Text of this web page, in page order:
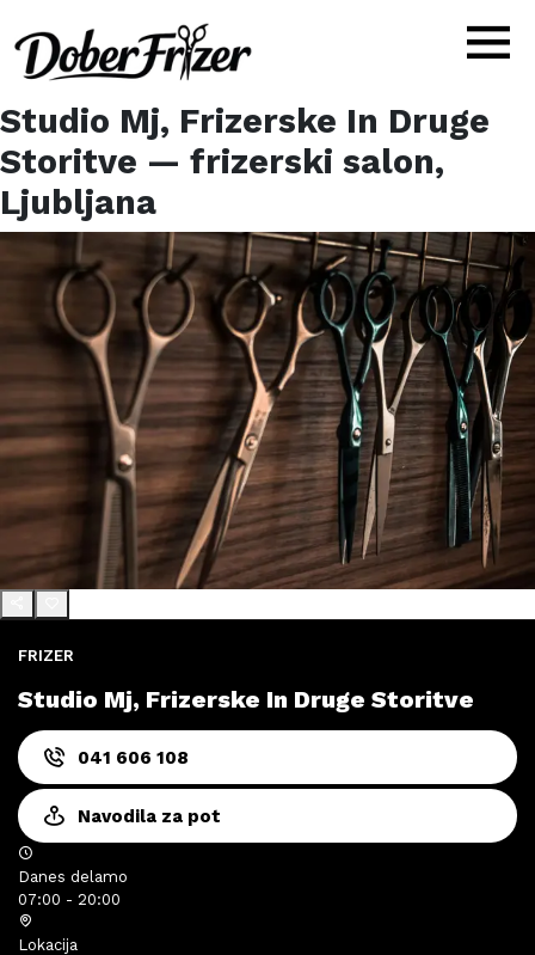
Studio Mj, Frizerske In Druge
Storitve — frizerski salon,
Ljubljana
FRIZER
Studio Mj, Frizerske In Druge Storitve
041 606 108
Navodila za pot
Danes delamo
07:00 - 20:00
Lokacija